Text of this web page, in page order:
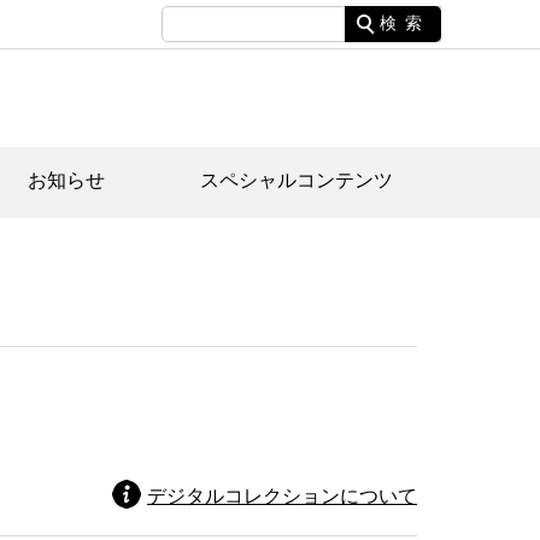
検索
お知らせ スペシャルコンテンツ
デジタルコレクションについて